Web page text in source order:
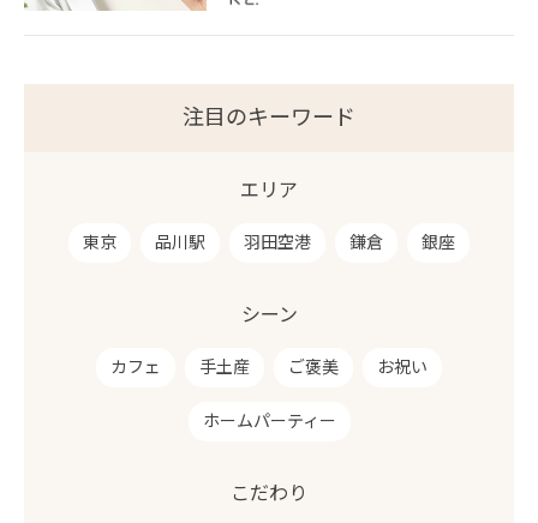
注目のキーワード
エリア
東京 品川駅 羽田空港 鎌倉 銀座
シーン
カフェ 手土産 ご褒美 お祝い
ホームパーティー
こだわり